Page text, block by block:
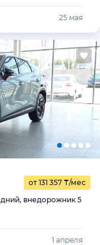
25 мая
от 131 357 ₸/мес
внедорожник 5
1 апреля